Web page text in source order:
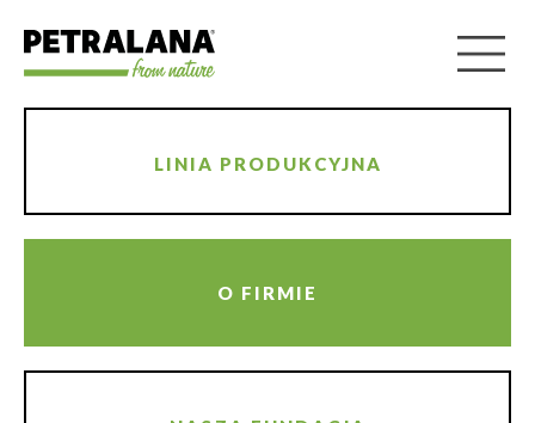
LINIA PRODUKCYJNA
O FIRMIE